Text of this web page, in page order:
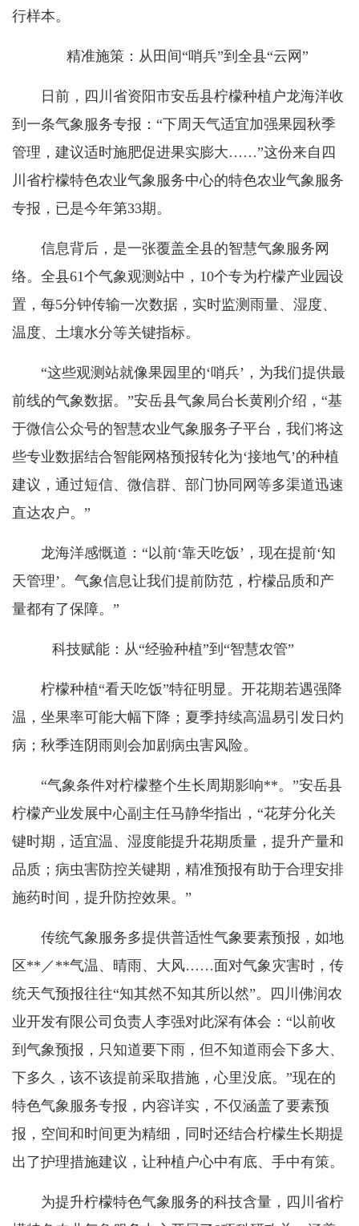
行样本。
精准施策：从田间“哨兵”到全县“云网”
日前，四川省资阳市安岳县柠檬种植户龙海洋收
到一条气象服务专报：“下周天气适宜加强果园秋季
管理，建议适时施肥促进果实膨大……”这份来自四
川省柠檬特色农业气象服务中心的特色农业气象服务
专报，已是今年第33期。
信息背后，是一张覆盖全县的智慧气象服务网
络。全县61个气象观测站中，10个专为柠檬产业园设
置，每5分钟传输一次数据，实时监测雨量、湿度、
温度、土壤水分等关键指标。
“这些观测站就像果园里的‘哨兵’，为我们提供最
前线的气象数据。”安岳县气象局台长黄刚介绍，“基
于微信公众号的智慧农业气象服务子平台，我们将这
些专业数据结合智能网格预报转化为‘接地气’的种植
建议，通过短信、微信群、部门协同网等多渠道迅速
直达农户。”
龙海洋感慨道：“以前‘靠天吃饭’，现在提前‘知
天管理’。气象信息让我们提前防范，柠檬品质和产
量都有了保障。”
科技赋能：从“经验种植”到“智慧农管”
柠檬种植“看天吃饭”特征明显。开花期若遇强降
温，坐果率可能大幅下降；夏季持续高温易引发日灼
病；秋季连阴雨则会加剧病虫害风险。
“气象条件对柠檬整个生长周期影响**。”安岳县
柠檬产业发展中心副主任马静华指出，“花芽分化关
键时期，适宜温、湿度能提升花期质量，提升产量和
品质；病虫害防控关键期，精准预报有助于合理安排
施药时间，提升防控效果。”
传统气象服务多提供普适性气象要素预报，如地
区**／**气温、晴雨、大风……面对气象灾害时，传
统天气预报往往“知其然不知其所以然”。
四川佛润农
业开发有限公司负责人李强对此深有体会：“以前收
到气象预报，只知道要下雨，但不知道雨会下多大、
下多久，该不该提前采取措施，心里没底。”现在的
特色气象服务专报，内容详实，不仅涵盖了要素预
报，空间和时间更为精细，同时还结合柠檬生长期提
出了护理措施建议，让种植户心中有底、手中有策。
为提升柠檬特色气象服务的科技含量，四川省柠